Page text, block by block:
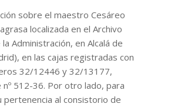
sobre el maestro Cesáreo
localizada en el Archivo
Administración, en Alcalá de
en las cajas registradas con
32/12446 y 32/13177,
512-36. Por otro lado, para
pertenencia al consistorio de